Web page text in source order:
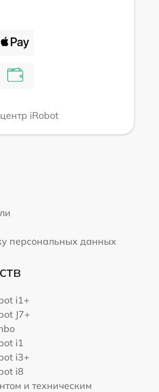
iRobot
персональных данных
i1+
J7+
i1
i3+
i8
и техническим